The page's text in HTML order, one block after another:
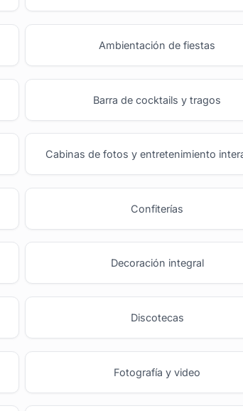
Ambientación de fiestas
Barra de cocktails y tragos
Cabinas de fotos y entretenimiento
Confiterías
Decoración integral
Discotecas
Fotografía y video